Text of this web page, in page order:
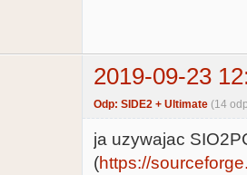
2019-09-23
Odp: SIDE2 + Ultimate (14
ja uzywajac
(https://